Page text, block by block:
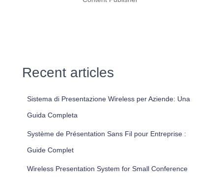
Recent articles
Sistema di Presentazione Wireless per Aziende: Una
Guida Completa
Système de Présentation Sans Fil pour Entreprise :
Guide Complet
Wireless Presentation System for Small Conference